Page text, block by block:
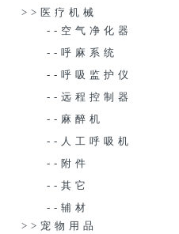
>>医疗机械
--空气净化器
--呼麻系统
--呼吸监护仪
--远程控制器
--麻醉机
--人工呼吸机
--附件
--其它
--辅材
>>宠物用品